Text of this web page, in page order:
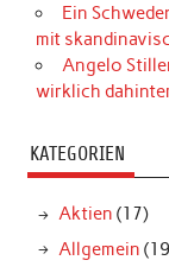
Ein
mit
Angelo
wirklich
KATEGORIEN
Aktien (17)
Allgemein